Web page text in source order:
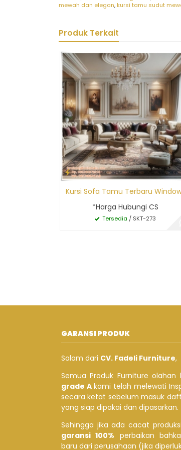
mewah dan elegan, kursi tamu sudut
Produk Terkait
Kursi Sofa Tamu Terbaru
*Harga Hubungi CS
Tersedia / SKT-273
GARANSI PRODUK
Salam dari CV. Fadeli Furniture,
Semua Produk Furniture olahan
grade Akami telah melewati
secara ketat sebelum masuk
yang siap dipakai dan dipasarkan.
Sehingga jika ada cacat
garansi 100% perbaikan
baru dari perusahaan (jika